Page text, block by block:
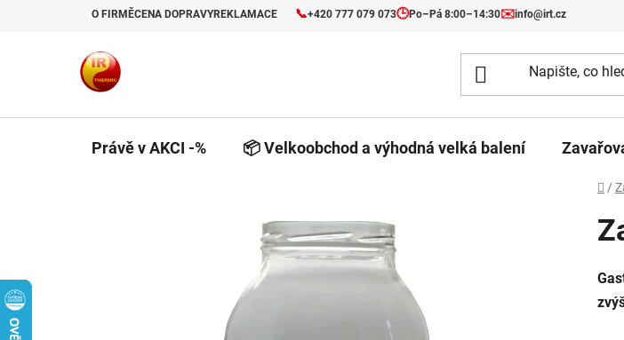
O FIRMĚCENA DOPRAVYREKLAMACE 📞+420 777 079 073🕒Po–Pá 8:00–14:30✉️info@irt.cz
Právě v AKCI -% 📦 Velkoobchod a výhodná velká balení
/